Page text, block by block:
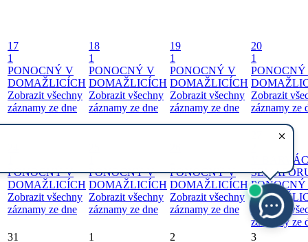
17
1
PONOCNÝ V
DOMAŽLICÍCH
Zobrazit všechny
záznamy ze dne
18
1
PONOCNÝ V
DOMAŽLICÍCH
Zobrazit všechny
záznamy ze dne
19
1
PONOCNÝ V
DOMAŽLICÍCH
Zobrazit všechny
záznamy ze dne
20
1
Zobrazit
záznamy ze
PONOCNÝ V
DOMAŽLICÍCH
Zobrazit všechny
záznamy ze dne
PONOCNÝ V
DOMAŽLICÍCH
Zobrazit všechny
záznamy ze dne
PONOCNÝ V
DOMAŽLICÍCH
Zobrazit všechny
záznamy ze dne
V
Zobrazit
záznamy ze
31
1 2 3